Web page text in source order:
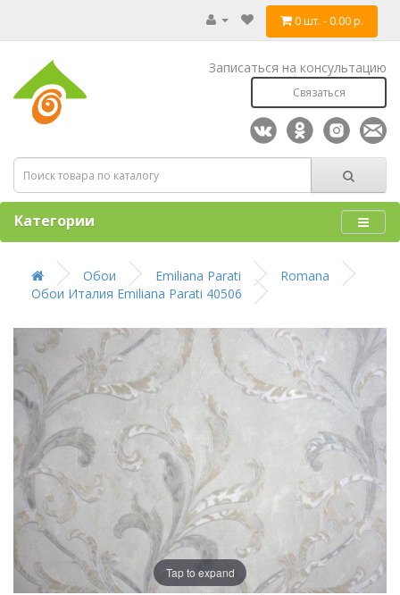
0 шт. - 0.00 р.
Записаться на консультацию
Связаться
Категории
Обои Emiliana Parati
Romana
Обои Италия Emiliana Parati 40506
Tap to expand